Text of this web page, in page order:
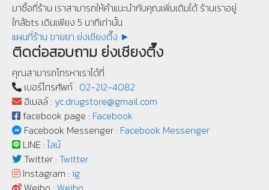
มาซื้อที่ร้าน เราสามารถให้คำแนะนำกับคุณเพิ่มเติมได้ ร้านเราอยู่
ใกล้bts เดินเพียง 5 นาทีเท่านั้น
แผนที่ร้าน ขายยา ย่งเชียงตึ๊ง ►
ติดต่อสอบถาม ย่งเชียงตึ๊ง
คุณสามารถโทรหาเราได้ที่
เบอร์โทรศัพท์ : 02-212-4082
อีเมลล์ : yc.drugstore@gmail.com
facebook page : Facebook
Facebook Messenger : Facebook Messenger
LINE :ไลน์
Twitter : Twitter
Instagram : ig